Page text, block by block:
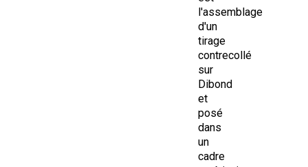
l'assemblage
d'un
tirage
contrecollé
sur
Dibond
et
posé
dans
un
cadre